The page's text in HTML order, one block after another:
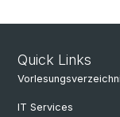
Quick Links
IT Services